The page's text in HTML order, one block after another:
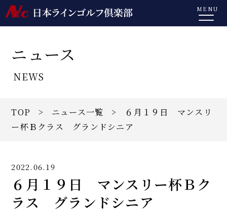
MENU
ニュース
NEWS
TOP > ニュース一覧 > ６月１９日 マンスリ
ー杯Ｂクラス グランドシニア
2022.06.19
６月１９日 マンスリー杯Ｂク
ラス グランドシニア